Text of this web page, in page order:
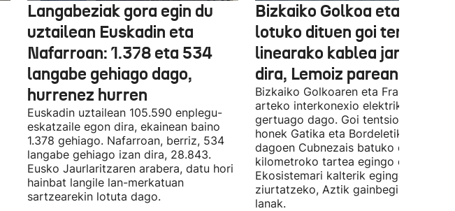
Langabeziak gora egin du
uztailean Euskadin eta
Nafarroan: 1.378 eta 534
langabe gehiago dago,
hurrenez hurren
Euskadin uztailean 105.590 enplegu-
eskatzaile egon dira, ekainean baino
1.378 gehiago. Nafarroan, berriz, 534
langabe gehiago izan dira, 28.843.
Eusko Jaurlaritzaren arabera, datu hori
hainbat langile lan-merkatuan
sartzearekin lotuta dago.
Bizkaiko Golkoa eta
lotuko dituen goi tentsioko
linearako kablea jartzen
dira, Lemoiz parean
Bizkaiko Golkoaren eta Frantziaren
arteko interkonexio elektrikoa
gertuago dago. Goi tentsioko linea
honek Gatika eta Bordeletik gertu
dagoen Cubnezais batuko ditu eta
kilometroko tartea egingo du ur
Ekosistemari kalterik egingo ez
ziurtatzeko, Aztik gainbegiratuko
lanak.